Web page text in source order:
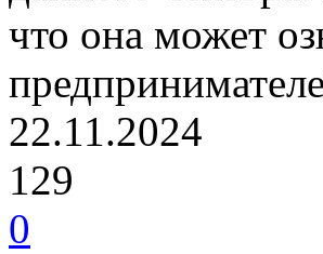
что она может
22.11.2024
129
0